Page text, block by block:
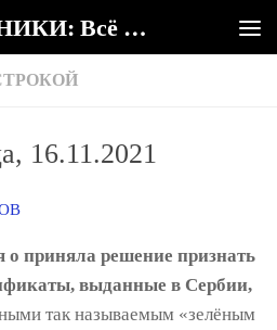
СЕРБСКИЕ ХРОНИКИ: Всё о Сербии
16.11.2021
о приняла решение признать
выданные в Сербии,
так называемым «зелёным